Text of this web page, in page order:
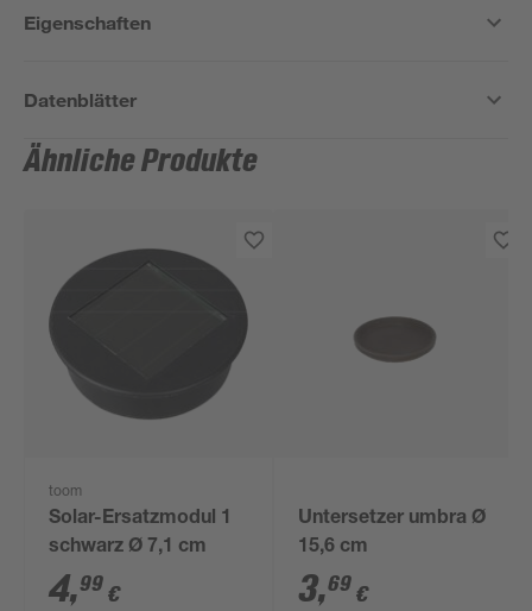
Eigenschaften
Datenblätter
Ähnliche Produkte
toom
Solar-Ersatzmodul 1
schwarz Ø 7,1 cm
4,99 €
Untersetzer umbra Ø
15,6 cm
3,69 €